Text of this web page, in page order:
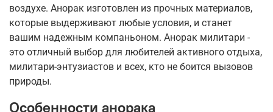
воздухе. Анорак изготовлен из прочных материалов,
которые выдерживают любые условия, и станет
вашим надежным компаньоном. Анорак милитари -
это отличный выбор для любителей активного отдыха,
милитари-энтузиастов и всех, кто не боится вызовов
природы.
Особенности анорака